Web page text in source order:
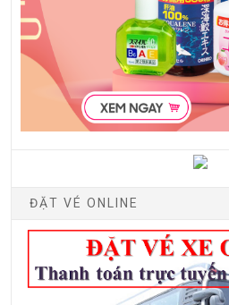
ĐẶT VÉ ONLINE